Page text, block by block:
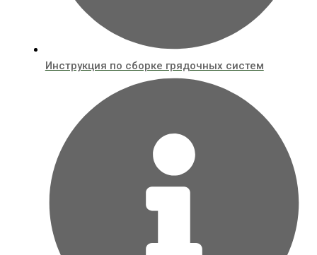
Инструкция по сборке грядочных систем